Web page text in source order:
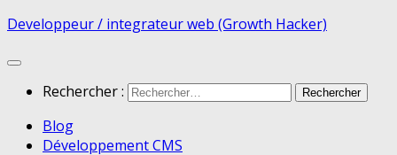
Developpeur / integrateur web (Growth Hacker)
Rechercher :
Blog
Développement CMS